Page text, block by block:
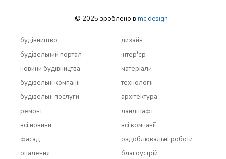
© 2025 зроблено в mc design
будівництво
будівельний портал
новини будівництва
будівельні компанії
будівельні послуги
ремонт
всi новини
дизайн
інтер'єр
матеріали
технології
архітектура
ландшафт
всi компанії
фасад
опалення
оздоблювальні роботи
благоустрій